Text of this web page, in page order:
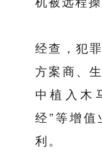
经查，犯
方案商、
中植入木
经”等增
利。